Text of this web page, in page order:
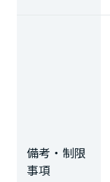
備考・制限
事項